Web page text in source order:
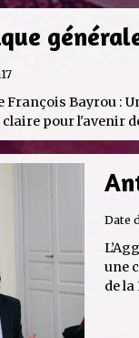
Bayrou :
pour l'avenir
Date
une
de la